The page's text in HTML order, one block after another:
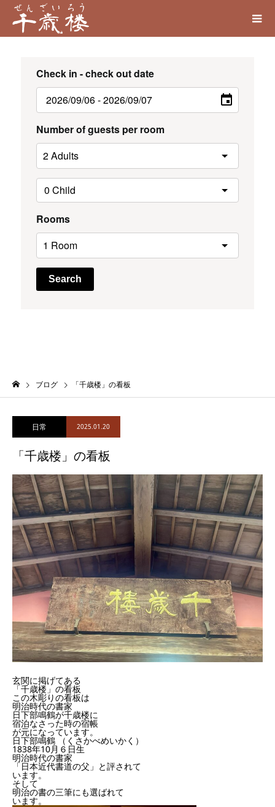
Check in - check out date
Number of guests per room
Rooms
Search
ブログ 「千歳楼」の看板
日常 2025.01.20
「千歳楼」の看板
玄関に掲げてある
「千歳楼」の看板
この木彫りの看板は
明治時代の書家
日下部鳴鶴が千歳楼に
宿泊なさった時の宿帳
が元になっています。
日下部鳴鶴 （くさかべめいかく）
1838年10月６日生
明治時代の書家
「日本近代書道の父」と評されて
います。
そして
明治の書の三筆にも選ばれて
います。